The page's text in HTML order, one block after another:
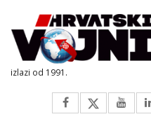
izlazi od 1991.